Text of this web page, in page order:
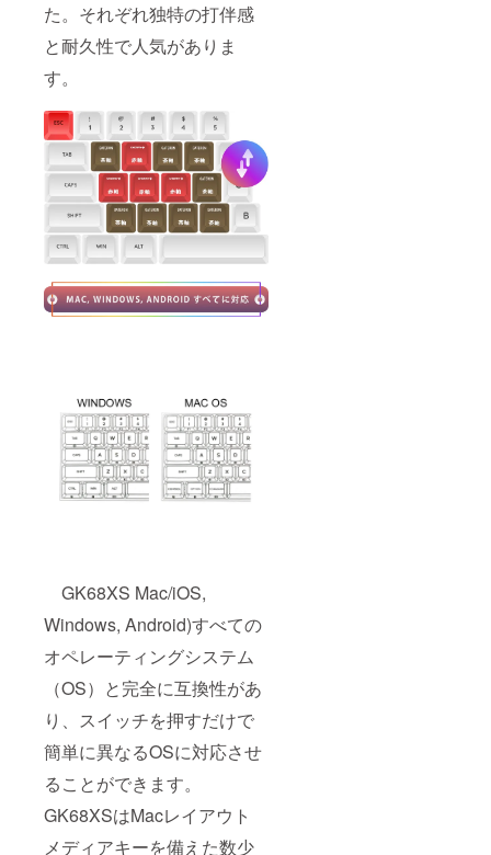
た。それぞれ独特の打伴感
と耐久性で人気がありま
す。
GK68XS Mac/iOS,
Windows, Android)すべての
オペレーティングシステム
（OS）と完全に互換性があ
り、スイッチを押すだけで
簡単に異なるOSに対応させ
ることができます。
GK68XSはMacレイアウト
メディアキーを備えた数少